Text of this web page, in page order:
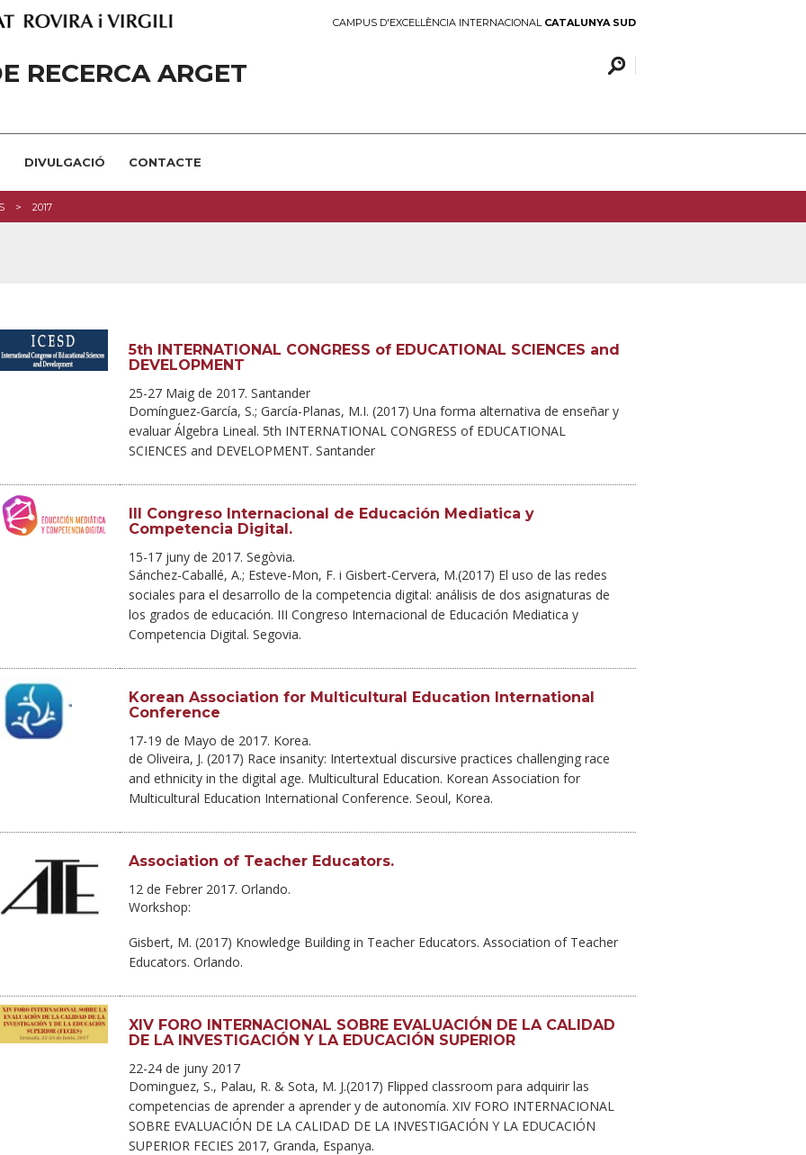
CAMPUS D'EXCEL·LÈNCIA INTERNACIONAL CATALUNYA SUD
RECERCA ARGET
DIVULGACIÓ CONTACTE
2017
5th INTERNATIONAL CONGRESS of EDUCATIONAL SCIENCES and
DEVELOPMENT
25-27 Maig de 2017. Santander
Domínguez-García, S.; García-Planas, M.I. (2017) Una forma alternativa de enseñar y
evaluar Álgebra Lineal. 5th INTERNATIONAL CONGRESS of EDUCATIONAL
SCIENCES and DEVELOPMENT. Santander
III Congreso Internacional de Educación Mediatica y
Competencia Digital.
15-17 juny de 2017. Segòvia.
Sánchez-Caballé, A.; Esteve-Mon, F. i Gisbert-Cervera, M.(2017) El uso de las redes
sociales para el desarrollo de la competencia digital: análisis de dos asignaturas de
los grados de educación. III Congreso Internacional de Educación Mediatica y
Competencia Digital. Segovia.
Korean Association for Multicultural Education International
Conference
17-19 de Mayo de 2017. Korea.
de Oliveira, J. (2017) Race insanity: Intertextual discursive practices challenging race
and ethnicity in the digital age. Multicultural Education. Korean Association for
Multicultural Education International Conference. Seoul, Korea.
Association of Teacher Educators.
12 de Febrer 2017. Orlando.
Workshop:
Gisbert, M. (2017) Knowledge Building in Teacher Educators. Association of Teacher
Educators. Orlando.
XIV FORO INTERNACIONAL SOBRE EVALUACIÓN DE LA CALIDAD
DE LA INVESTIGACIÓN Y LA EDUCACIÓN SUPERIOR
22-24 de juny 2017
Dominguez, S., Palau, R. & Sota, M. J.(2017) Flipped classroom para adquirir las
competencias de aprender a aprender y de autonomía. XIV FORO INTERNACIONAL
SOBRE EVALUACIÓN DE LA CALIDAD DE LA INVESTIGACIÓN Y LA EDUCACIÓN
SUPERIOR FECIES 2017, Granda, Espanya.